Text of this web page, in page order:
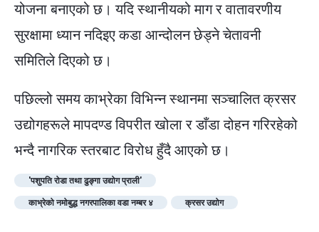
योजना बनाएको छ। यदि स्थानीयको माग र वातावरणीय
सुरक्षामा ध्यान नदिइए कडा आन्दोलन छेड्ने चेतावनी
समितिले दिएको छ।
पछिल्लो समय काभ्रेका विभिन्न स्थानमा सञ्चालित क्रसर
उद्योगहरूले मापदण्ड विपरीत खोला र डाँडा दोहन गरिरहेको
भन्दै नागरिक स्तरबाट विरोध हुँदै आएको छ।
'पशुपति रोडा तथा ढुङ्गा उद्योग प्राली'
काभ्रेको नमोबुद्ध नगरपालिका वडा नम्बर ४ क्रसर उद्योग